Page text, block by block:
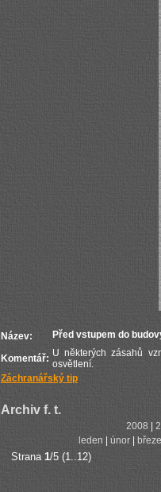
Název: Před vstupem do
Komentář: U některých zásahů
osvětlení.
Záchranářský tip
Archiv f. t.
2008
leden
únor
Strana 1/5 (1..12)